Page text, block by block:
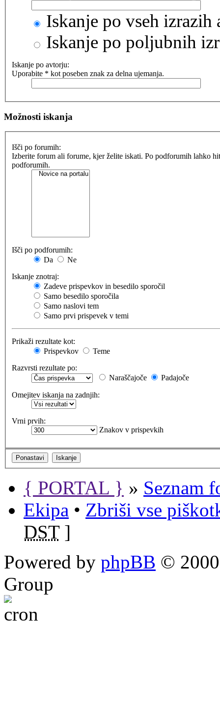
Iskanje po vseh izrazih
Iskanje po poljubnih
Iskanje po avtorju:
Uporabite * kot poseben znak za delna ujemanja.
Možnosti iskanja
Išči po forumih:
Izberite forum ali forume, kjer želite iskati. Po podforumih lahko
podforumih.
Išči po podforumih:
Da
Ne
Iskanje znotraj:
Zadeve prispevkov in besedilo sporočil
Samo besedilo sporočila
Samo naslovi tem
Samo prvi prispevek v temi
Prikaži rezultate kot:
Prispevkov
Teme
Razvrsti rezultate po:
Naraščajoče
Padajoče
Omejitev iskanja na zadnjih:
Vrni prvih:
Znakov v prispevkih
{ PORTAL } » Seznam
Ekipa • Zbriši vse
DST]
Powered by phpBB ©
Group